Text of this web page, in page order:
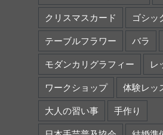
クリスマスカード ゴシッ
テーブルフラワー バラ
モダンカリグラフィー レ
ワークショップ 体験レッ
大人の習い事 手作り